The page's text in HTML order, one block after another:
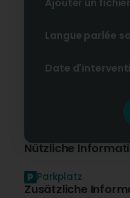
Ajouter un
Langue parlée
Date
Nützliche
Parkplatz
Zusätzliche